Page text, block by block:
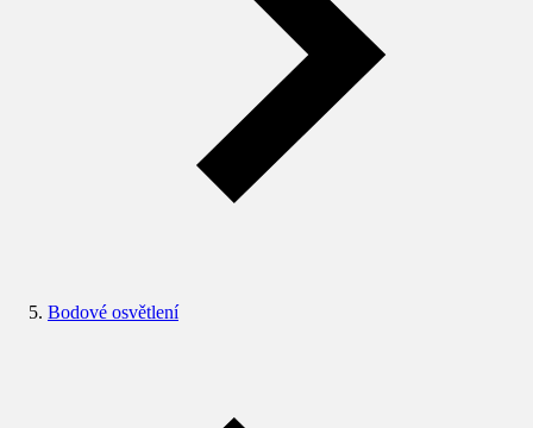
Bodové osvětlení